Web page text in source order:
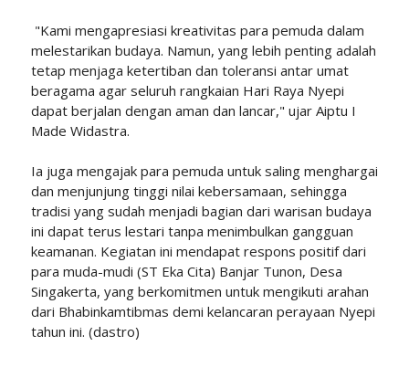
"Kami mengapresiasi kreativitas para pemuda dalam
melestarikan budaya. Namun, yang lebih penting adalah
tetap menjaga ketertiban dan toleransi antar umat
beragama agar seluruh rangkaian Hari Raya Nyepi
dapat berjalan dengan aman dan lancar," ujar Aiptu I
Made Widastra.
Ia juga mengajak para pemuda untuk saling menghargai
dan menjunjung tinggi nilai kebersamaan, sehingga
tradisi yang sudah menjadi bagian dari warisan budaya
ini dapat terus lestari tanpa menimbulkan gangguan
keamanan. Kegiatan ini mendapat respons positif dari
para muda-mudi (ST Eka Cita) Banjar Tunon, Desa
Singakerta, yang berkomitmen untuk mengikuti arahan
dari Bhabinkamtibmas demi kelancaran perayaan Nyepi
tahun ini. (dastro)